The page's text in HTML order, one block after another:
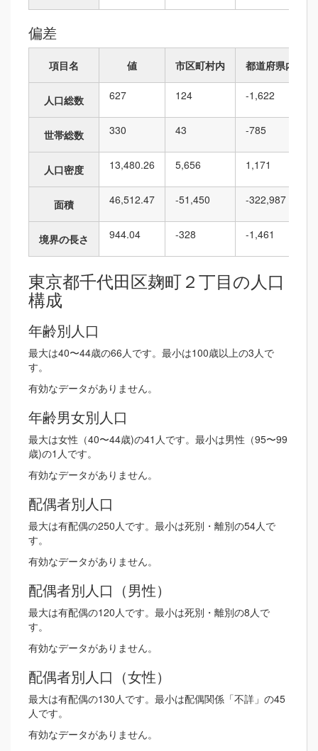
偏差
項目名 値 市区町村内 都道府県内
人口総数 627 124 -1,622
世帯総数 330 43 -785
人口密度 13,480.26 5,656 1,171
面積 46,512.47 -51,450 -322,987
境界の長さ 944.04 -328 -1,461
東京都千代田区麹町２丁目の人口
構成
年齢別人口
最大は40〜44歳の66人です。最小は100歳以上の3人で
す。
有効なデータがありません。
年齢男女別人口
最大は女性（40〜44歳)の41人です。最小は男性（95〜99
歳)の1人です。
有効なデータがありません。
配偶者別人口
最大は有配偶の250人です。最小は死別・離別の54人で
す。
有効なデータがありません。
配偶者別人口（男性）
最大は有配偶の120人です。最小は死別・離別の8人で
す。
有効なデータがありません。
配偶者別人口（女性）
最大は有配偶の130人です。最小は配偶関係「不詳」の45
人です。
有効なデータがありません。